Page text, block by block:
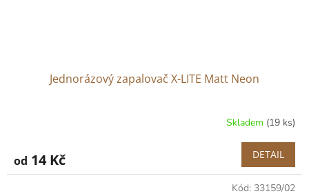
Jednorázový zapalovač X-LITE Matt Neon
Skladem (19 ks)
od 14 Kč DETAIL
Kód: 33159/02